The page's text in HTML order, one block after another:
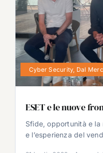
Cyber Security, Dal
ESET e le nuove
Sfide, opportunità e
e l’esperienza del